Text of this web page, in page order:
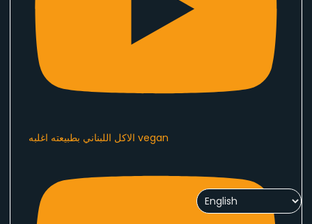
الاكل اللبناني بطبيعته اغلبه vegan